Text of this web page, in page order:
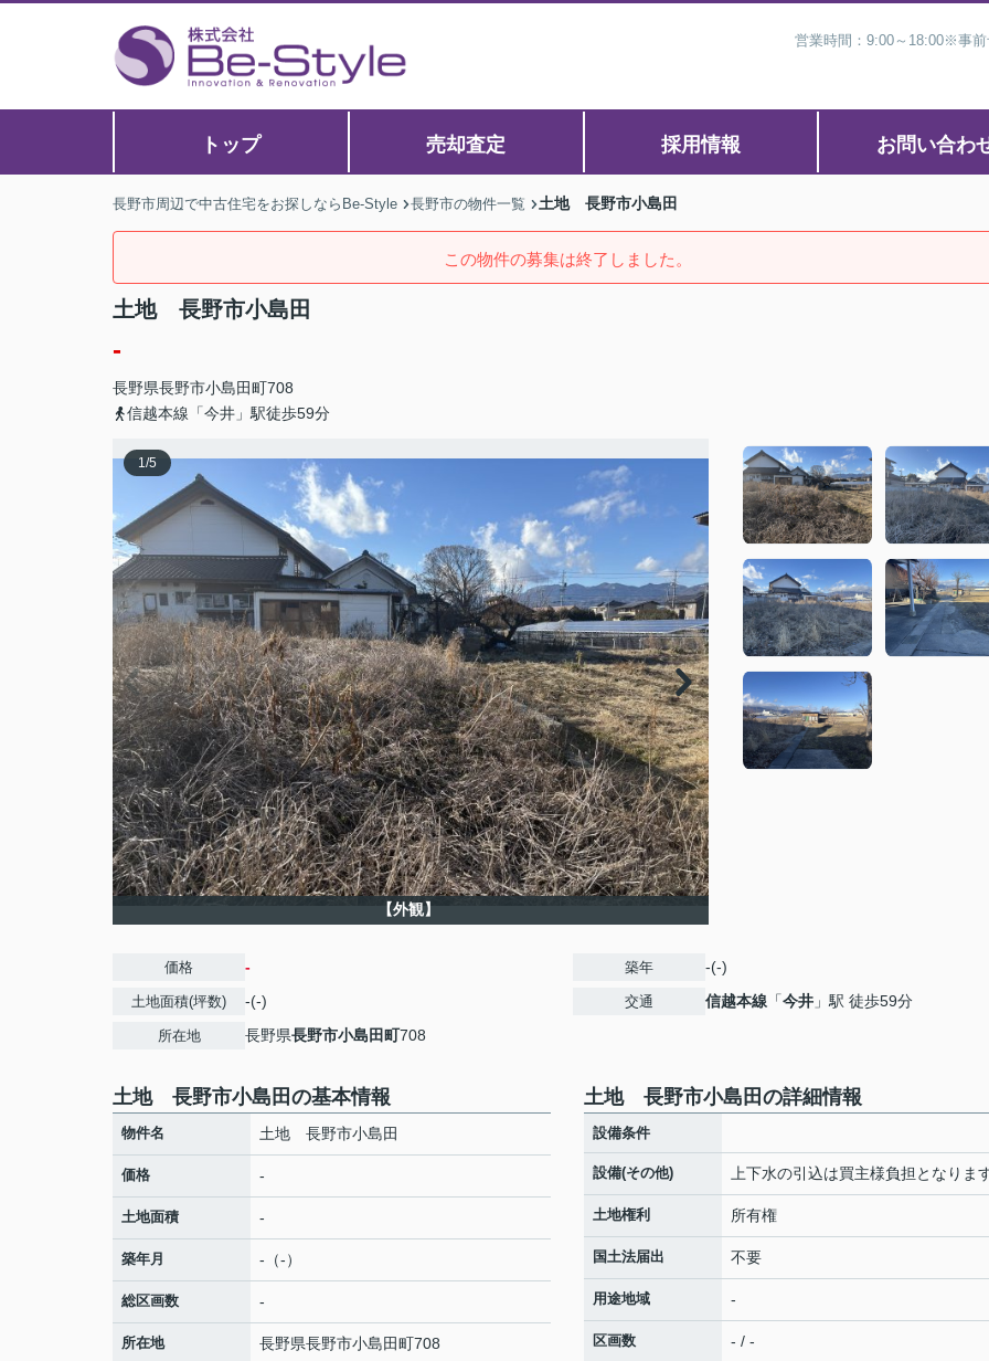
営業時間：9:00～18:00※事
トップ 売却査定 採用情報 お問い合わ
長野市周辺で中古住宅をお探しならBe-Style 長野市の物件一覧 土地 長野市小島田
この物件の募集は終了しました。
土地 長野市小島田
-
長野県長野市小島田町708
信越本線「今井」駅徒歩59分
1/5
【外観】
価格 -
土地面積(坪数) -(-)
所在地 長野県長野市小島田町708
築年 -(-)
交通 信越本線 「今井 」駅 徒歩59分
土地 長野市小島田の基本情報
物件名 土地 長野市小島田
価格 -
土地面積 -
築年月 -（-）
総区画数 -
所在地 長野県長野市小島田町708
土地 長野市小島田の詳細情報
設備条件
設備(その他) 上下水の引込は買主様負担となりま
土地権利 所有権
国土法届出 不要
用途地域 -
区画数 - / -